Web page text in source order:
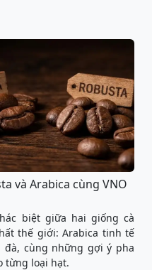
và Arabica cùng VNO
biệt giữa hai giống cà
thế giới: Arabica tinh tế
đà, cùng những gợi ý pha
từng loại hạt.